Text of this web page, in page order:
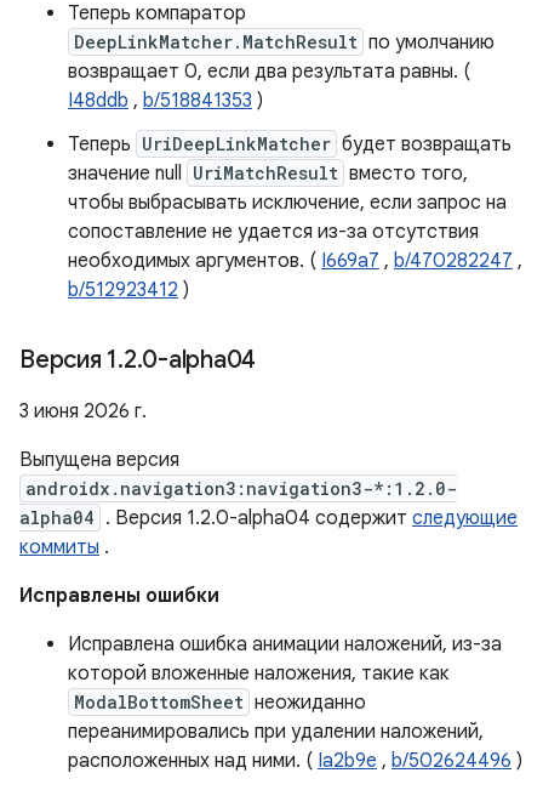
Теперь компаратор
DeepLinkMatcher.MatchResult по умолчанию
возвращает 0, если два результата равны. (
I48ddb , b/518841353 )
Теперь UriDeepLinkMatcher будет возвращать
значение null UriMatchResult вместо того,
чтобы выбрасывать исключение, если запрос на
сопоставление не удается из-за отсутствия
необходимых аргументов. ( I669a7 , b/470282247 ,
b/512923412 )
Версия 1.2.0-alpha04
3 июня 2026 г.
Выпущена версия
androidx.navigation3:navigation3-*:1.2.0-
alpha04 . Версия 1.2.0-alpha04 содержит следующие
коммиты .
Исправлены ошибки
Исправлена ​​ошибка анимации наложений, из-за
которой вложенные наложения, такие как
ModalBottomSheet неожиданно
переанимировались при удалении наложений,
расположенных над ними. ( Ia2b9e , b/502624496 )